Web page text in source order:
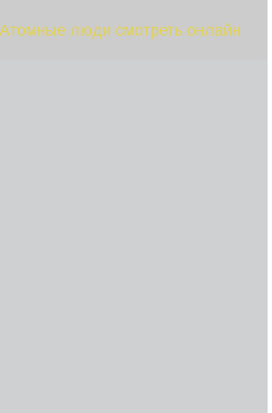
люди смотреть онлайн